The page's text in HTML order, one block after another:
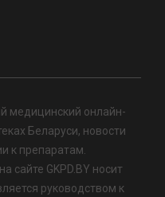
медицинский онлайн-
Беларуси, новости
к препаратам.
GKPD.BY носит
руководством к